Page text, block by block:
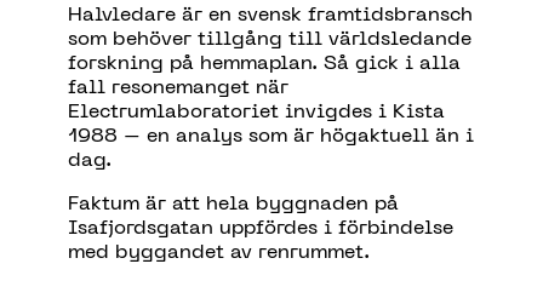
Halvledare är en svensk framtidsbransch
som behöver tillgång till världsledande
forskning på hemmaplan. Så gick i alla
fall resonemanget när
Electrumlaboratoriet invigdes i Kista
1988 – en analys som är högaktuell än i
dag.
Faktum är att hela byggnaden på
Isafjordsgatan uppfördes i förbindelse
med byggandet av renrummet.